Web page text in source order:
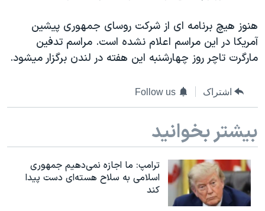
گالری عکس
آرشیو پخش زنده
اعتراضات زن، زندگی، آزادی
مجموعه مستندهای دادخواهی
دادگاه حمید نوری
چهل سال گروگان‌گیری
قانون شفافیت دارائی کادر رهبری ایران
اسرائیل در جنگ
نرگس محمدی برنده جایزه نوبل صلح
هنوز هیچ برنامه ای از شرکت روسای جمهوری پیشین
آمریکا در این مراسم اعلام نشده است. مراسم تدفین
مارگرت تاچر روز چهارشنبه این هفته در لندن برگزار میشود.
اشتراک Follow us
بیشتر بخوانید
ترامپ: ما اجازه نمی‌دهیم جمهوری
اسلامی به سلاح هسته‌ای دست پیدا
کند